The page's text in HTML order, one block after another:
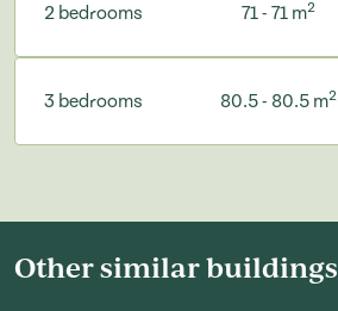
2 bedrooms 71 - 71 m2
3 bedrooms 80.5 - 80.5 m2
Other similar buildings